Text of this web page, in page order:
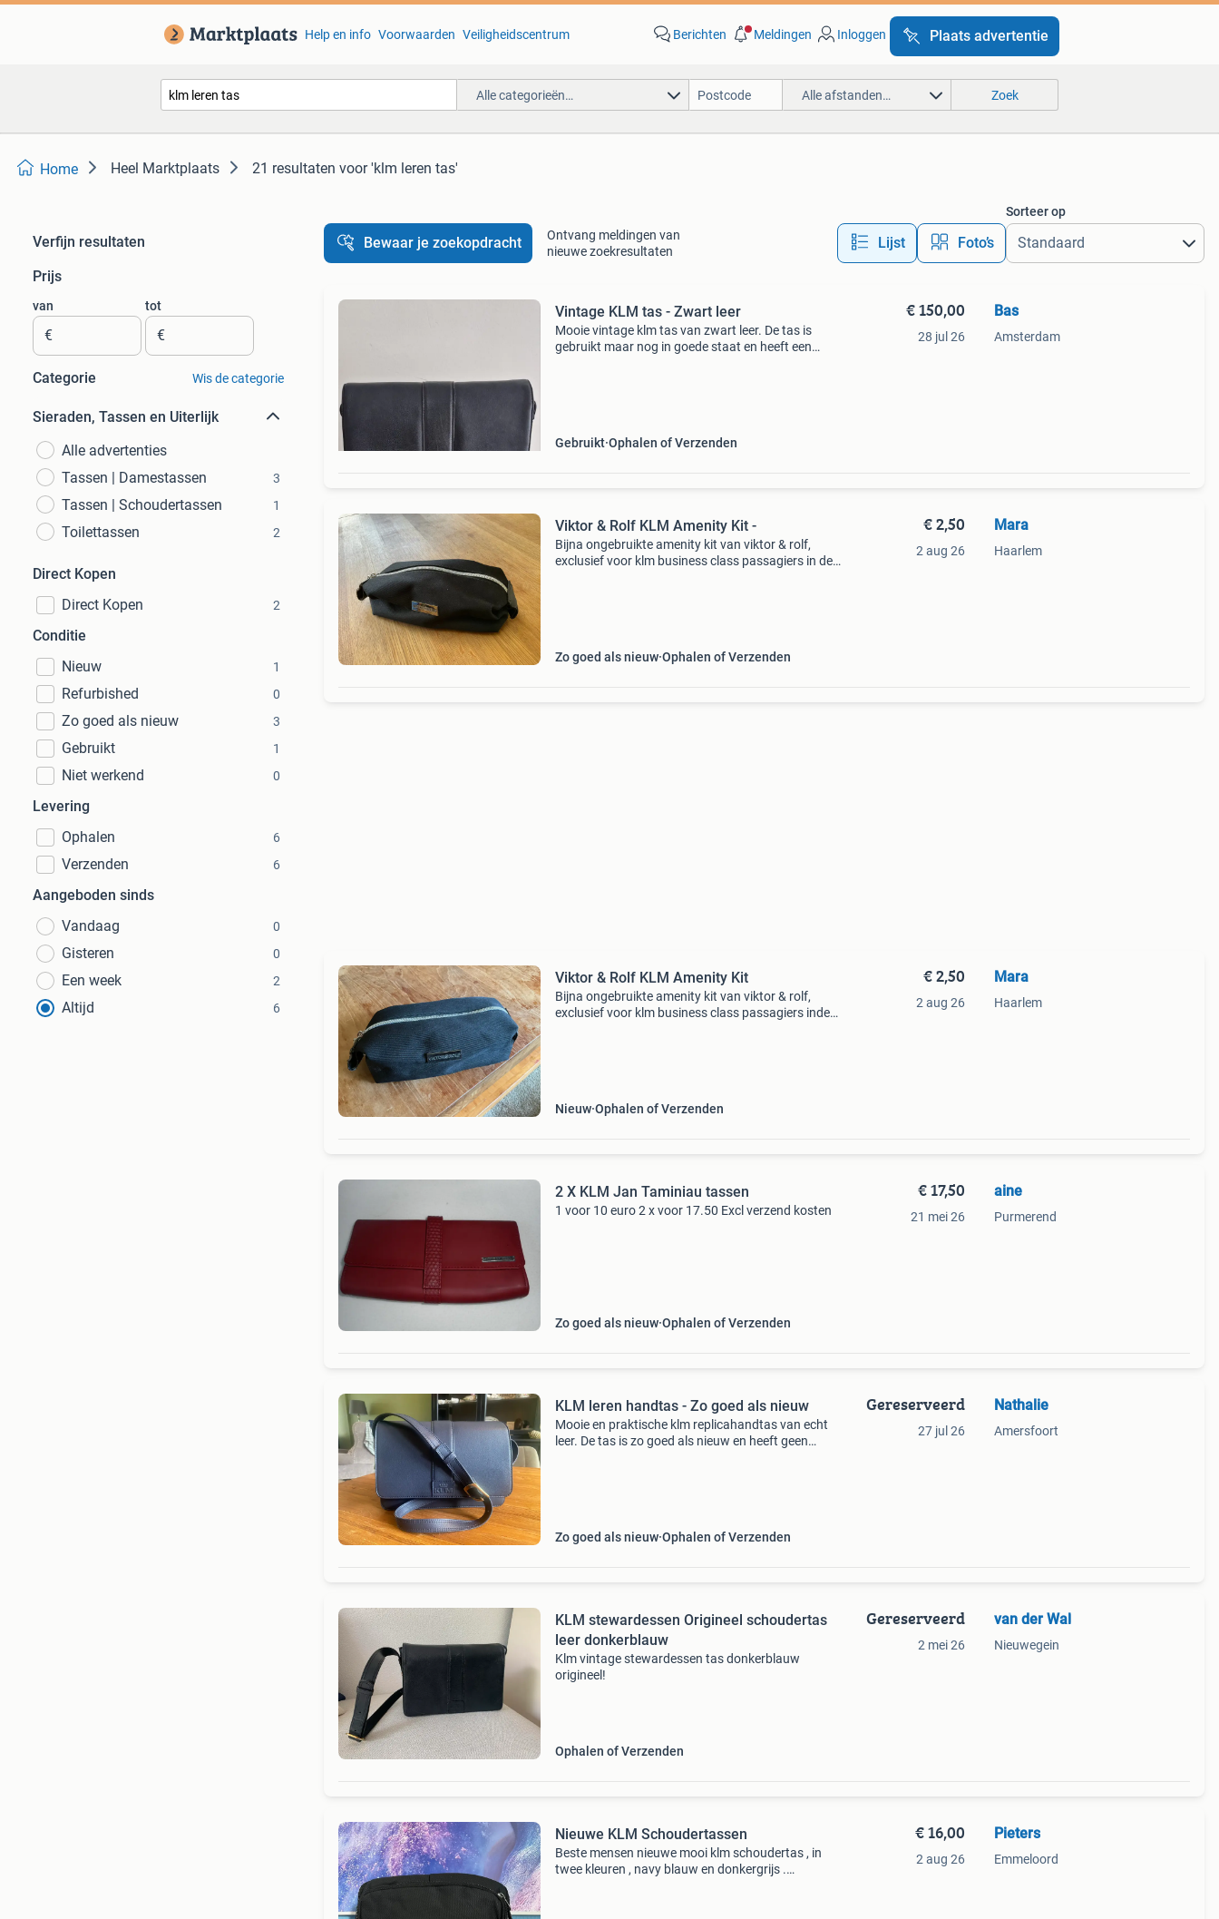
Help en info Voorwaarden Veiligheidscentrum Berichten Meldingen Inloggen Plaats advertentie
Alle categorieën… Alle afstanden… Zoek
Home Heel Marktplaats 21 resultaten voor 'klm leren tas'
Verfijn resultaten
Prijs
van
€
tot
€
Categorie Wis de categorie
Sieraden, Tassen en Uiterlijk
Alle advertenties
Tassen | Damestassen
3
Tassen | Schoudertassen 1
Toilettassen 2
Direct Kopen
Direct Kopen
2
Conditie
Nieuw
1
Refurbished 0
Zo goed als nieuw 3
Gebruikt 1
Niet werkend 0
Levering
Ophalen
6
Verzenden 6
Aangeboden sinds
Vandaag
0
Gisteren 0
Een week 2
Altijd 6
Bewaar je zoekopdracht
Ontvang meldingen van
nieuwe zoekresultaten
Lijst Foto’s
Sorteer op
Vintage KLM tas - Zwart leer
Mooie vintage klm tas van zwart leer. De tas is
gebruikt maar nog in goede staat en heeft een
Gebruikt Ophalen of Verzenden
€ 150,00
28 jul 26
Bas
Amsterdam
Viktor & Rolf KLM Amenity Kit -
Bijna ongebruikte amenity kit van viktor & rolf,
exclusief voor klm business class passagiers in de
Zo goed als nieuw Ophalen of Verzenden
€ 2,50
2 aug 26
Mara
Haarlem
Viktor & Rolf KLM Amenity Kit
Bijna ongebruikte amenity kit van viktor & rolf,
exclusief voor klm business class passagiers inde
Nieuw Ophalen of Verzenden
€ 2,50
2 aug 26
Mara
Haarlem
2 X KLM Jan Taminiau tassen
1 voor 10 euro 2 x voor 17.50 Excl verzend kosten
Zo goed als nieuw Ophalen of Verzenden
€ 17,50
21 mei 26
aine
Purmerend
KLM leren handtas - Zo goed als nieuw
Mooie en praktische klm replicahandtas van echt
leer. De tas is zo goed als nieuw en heeft geen
Zo goed als nieuw Ophalen of Verzenden
Gereserveerd
27 jul 26
Nathalie
Amersfoort
KLM stewardessen Origineel schoudertas
leer donkerblauw
Klm vintage stewardessen tas donkerblauw
origineel!
Ophalen of Verzenden
Gereserveerd
2 mei 26
van der Wal
Nieuwegein
Nieuwe KLM Schoudertassen
Beste mensen nieuwe mooi klm schoudertas , in
twee kleuren , navy blauw en donkergrijs .
€ 16,00
2 aug 26
Pieters
Emmeloord